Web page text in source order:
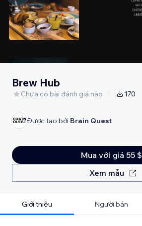
Brew Hub
Chưa có bài đánh giá nào 170
Được tạo bởi Brain Quest
Mua với giá 55 $
Xem mẫu
Giới thiệu Người bán